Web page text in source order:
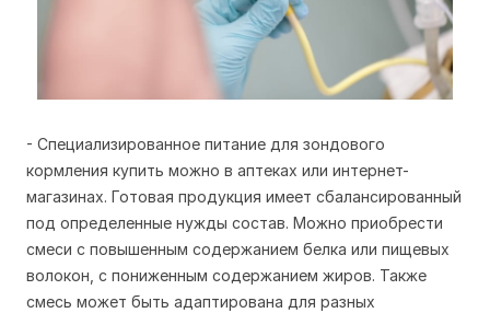
- Специализированное питание для зондового
кормления купить можно в аптеках или интернет-
магазинах. Готовая продукция имеет сбалансированный
под определенные нужды состав. Можно приобрести
смеси с повышенным содержанием белка или пищевых
волокон, с пониженным содержанием жиров. Также
смесь может быть адаптирована для разных